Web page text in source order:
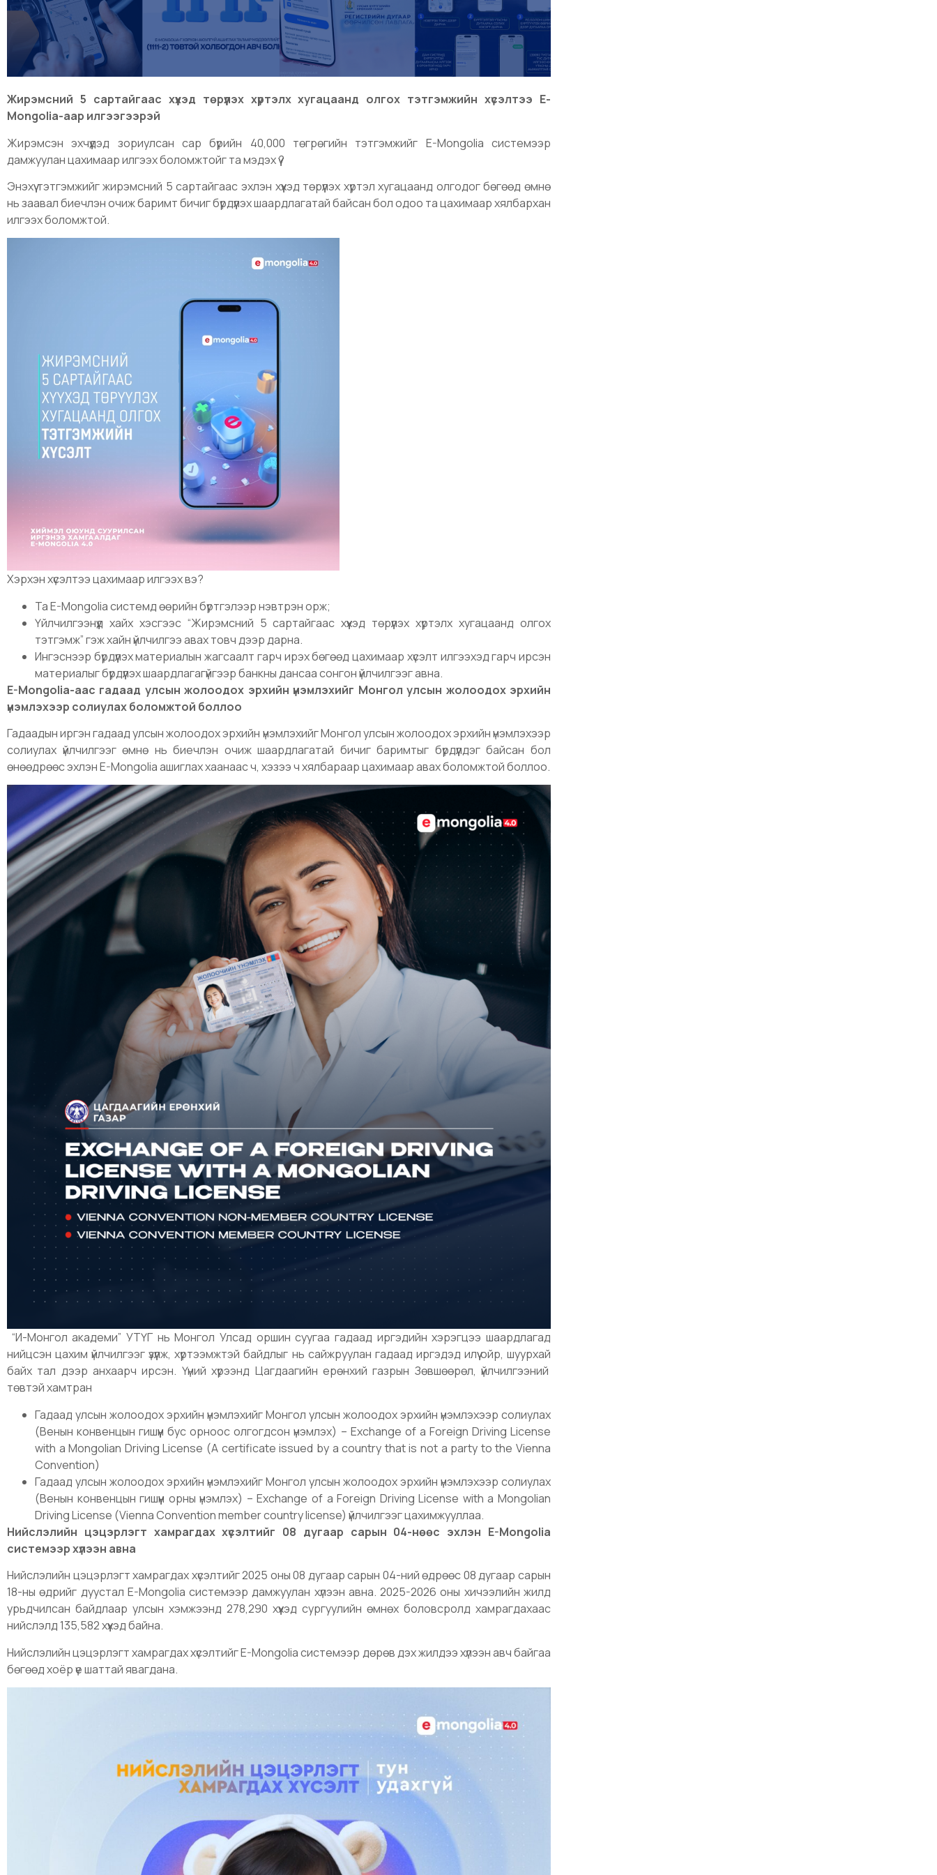
Жирэмсний 5 сартайгаас хүүхэд төрүүлэх хүртэлх хугацаанд олгох тэтгэмжийн хүсэлтээ E-
Mongolia-аар илгээгээрэй
Жирэмсэн эхчүүдэд зориулсан сар бүрийн 40,000 төгрөгийн тэтгэмжийг E-Mongolia системээр
дамжуулан цахимаар илгээх боломжтойг та мэдэх үү?
Энэхүү тэтгэмжийг жирэмсний 5 сартайгаас эхлэн хүүхэд төрүүлэх хүртэл хугацаанд олгодог бөгөөд өмнө
нь заавал биечлэн очиж баримт бичиг бүрдүүлэх шаардлагатай байсан бол одоо та цахимаар хялбархан
илгээх боломжтой.
Хэрхэн хүсэлтээ цахимаар илгээх вэ?
Та E-Mongolia системд өөрийн бүртгэлээр нэвтрэн орж;
Үйлчилгээнүүд хайх хэсгээс “Жирэмсний 5 сартайгаас хүүхэд төрүүлэх хүртэлх хугацаанд олгох
тэтгэмж” гэж хайн үйлчилгээ авах товч дээр дарна.
Ингэснээр бүрдүүлэх материалын жагсаалт гарч ирэх бөгөөд цахимаар хүсэлт илгээхэд гарч ирсэн
материалыг бүрдүүлэх шаардлагагүйгээр банкны дансаа сонгон үйлчилгээг авна.
E-Mongolia-аас гадаад улсын жолоодох эрхийн үнэмлэхийг Монгол улсын жолоодох эрхийн
үнэмлэхээр солиулах боломжтой боллоо
Гадаадын иргэн гадаад улсын жолоодох эрхийн үнэмлэхийг Монгол улсын жолоодох эрхийн үнэмлэхээр
солиулах үйлчилгээг өмнө нь биечлэн очиж шаардлагатай бичиг баримтыг бүрдүүлдэг байсан бол
өнөөдрөөс эхлэн E-Mongolia ашиглах хаанаас ч, хэзээ ч хялбараар цахимаар авах боломжтой боллоо.
“И-Монгол академи” УТҮГ нь Монгол Улсад оршин суугаа гадаад иргэдийн хэрэгцээ шаардлагад
нийцсэн цахим үйлчилгээг үзүүлж, хүртээмжтэй байдлыг нь сайжруулан гадаад иргэдэд илүү ойр, шуурхай
байх тал дээр анхаарч ирсэн. Үүний хүрээнд Цагдаагийн ерөнхий газрын Зөвшөөрөл, үйлчилгээний
төвтэй хамтран
Гадаад улсын жолоодох эрхийн үнэмлэхийг Монгол улсын жолоодох эрхийн үнэмлэхээр солиулах
(Венын конвенцын гишүүн бус орноос олгогдсон үнэмлэх) – Exchange of a Foreign Driving License
with a Mongolian Driving License (A certificate issued by a country that is not a party to the Vienna
Convention)
Гадаад улсын жолоодох эрхийн үнэмлэхийг Монгол улсын жолоодох эрхийн үнэмлэхээр солиулах
(Венын конвенцын гишүүн орны үнэмлэх) – Exchange of a Foreign Driving License with a Mongolian
Driving License (Vienna Convention member country license) үйлчилгээг цахимжууллаа.
Нийслэлийн цэцэрлэгт хамрагдах хүсэлтийг 08 дугаар сарын 04-нөөс эхлэн E-Mongolia
системээр хүлээн авна
Нийслэлийн цэцэрлэгт хамрагдах хүсэлтийг 2025 оны 08 дугаар сарын 04-ний өдрөөс 08 дугаар сарын
18-ны өдрийг дуустал E-Mongolia системээр дамжуулан хүлээн авна. 2025-2026 оны хичээлийн жилд
урьдчилсан байдлаар улсын хэмжээнд 278,290 хүүхэд сургуулийн өмнөх боловсролд хамрагдахаас
нийслэлд 135,582 хүүхэд байна.
Нийслэлийн цэцэрлэгт хамрагдах хүсэлтийг E-Mongolia системээр дөрөв дэх жилдээ хүлээн авч байгаа
бөгөөд хоёр үе шаттай явагдана.